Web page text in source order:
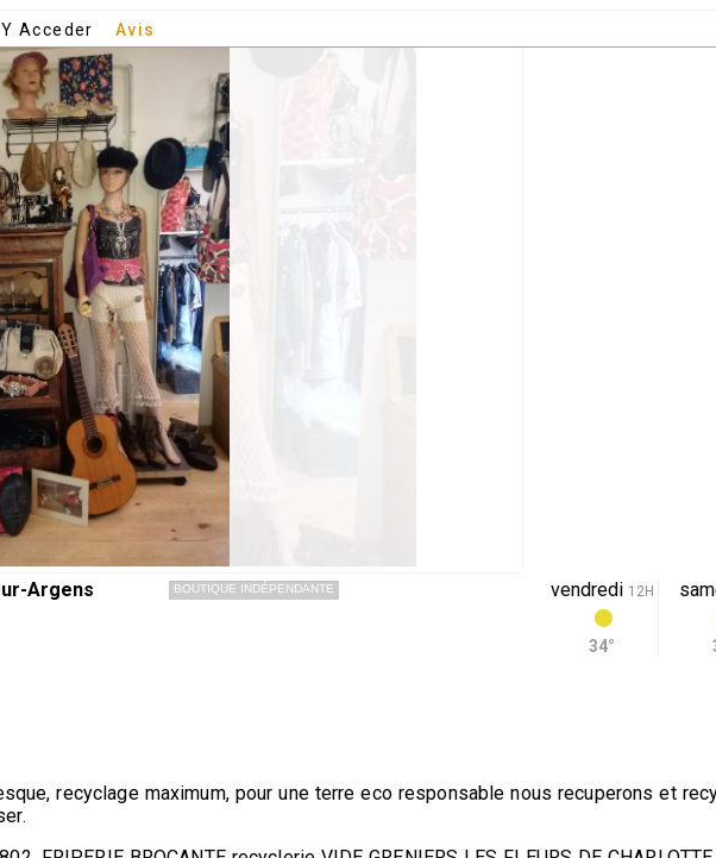
Y Acceder Avis
Argens BOUTIQUE INDÉPENDANTE vendredi 12H
34°
recyclage maximum, pour une terre eco responsable nous recuperons et